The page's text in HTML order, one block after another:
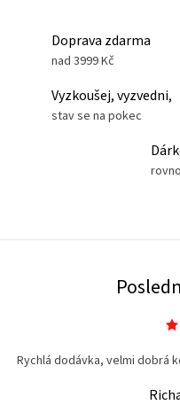
Doprava zdarma
nad 3999 Kč
Vyzkoušej, vyzvedni,
stav se na pokec
Rychlá dodávka, velmi dobrá